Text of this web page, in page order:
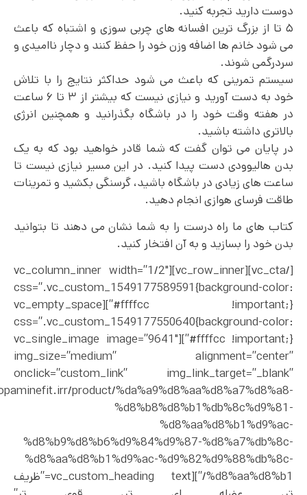
دوست دارید تجربه کنید.
۵ تا از بزرگ ترین افسانه های چربی سوزی و اشتباه که باعث
می شود خانم ها اضافه وزن خود را حفظ کنند و دچار ناامیدی و
سردرگمی شوند.
سیستم تمرینی که باعث می شود حداکثر نتایج را با تلاش
خود به دست آورید و نیازی نیست که بیشتر از ۳ تا ۶ ساعت
در هفته وقت خود را در باشگاه بگذرانید و همچنین انرژی
بالاتری داشته باشید.
در پایان می توان گفت که شما قادر خواهید بود که به یک
بدن هالیوودی دست پیدا کنید. در این مسیر نیازی نیست تا
ساعت های زیادی در باشگاه باشید، گرسنگی بکشید و تمرینات
طاقت فرسای هوازی انجام دهید.
کتاب های ما راه درست را به شما نشان می دهند تا بتوانید
بدن خود را بسازید و به آن افتخار کنید.
[/vc_cta][vc_row_inner][vc_column_inner width=”1/2″
css=”.vc_custom_1549177589591{background-color:
#ffffcc !important;}”][vc_empty_space
css=”.vc_custom_1549177550640{background-color:
#ffffcc !important;}”][vc_single_image image=”9641″
img_size=”medium” alignment=”center”
onclick=”custom_link” img_link_target=”_blank”
product/%da%a9%d8%aa%d8%a7%d8%a8-
%d8%b8%d8%b1%db%8c%d9%81-
%d8%aa%d8%b1%d9%ac-
%d8%b9%d8%b6%d9%84%d9%87-%d8%a7%db%8c-
%d8%aa%d8%b1%d9%ac-%d9%82%d9%88%db%8c-
%d8%aa%d8%b1/”][vc_custom_heading text=”ظریف